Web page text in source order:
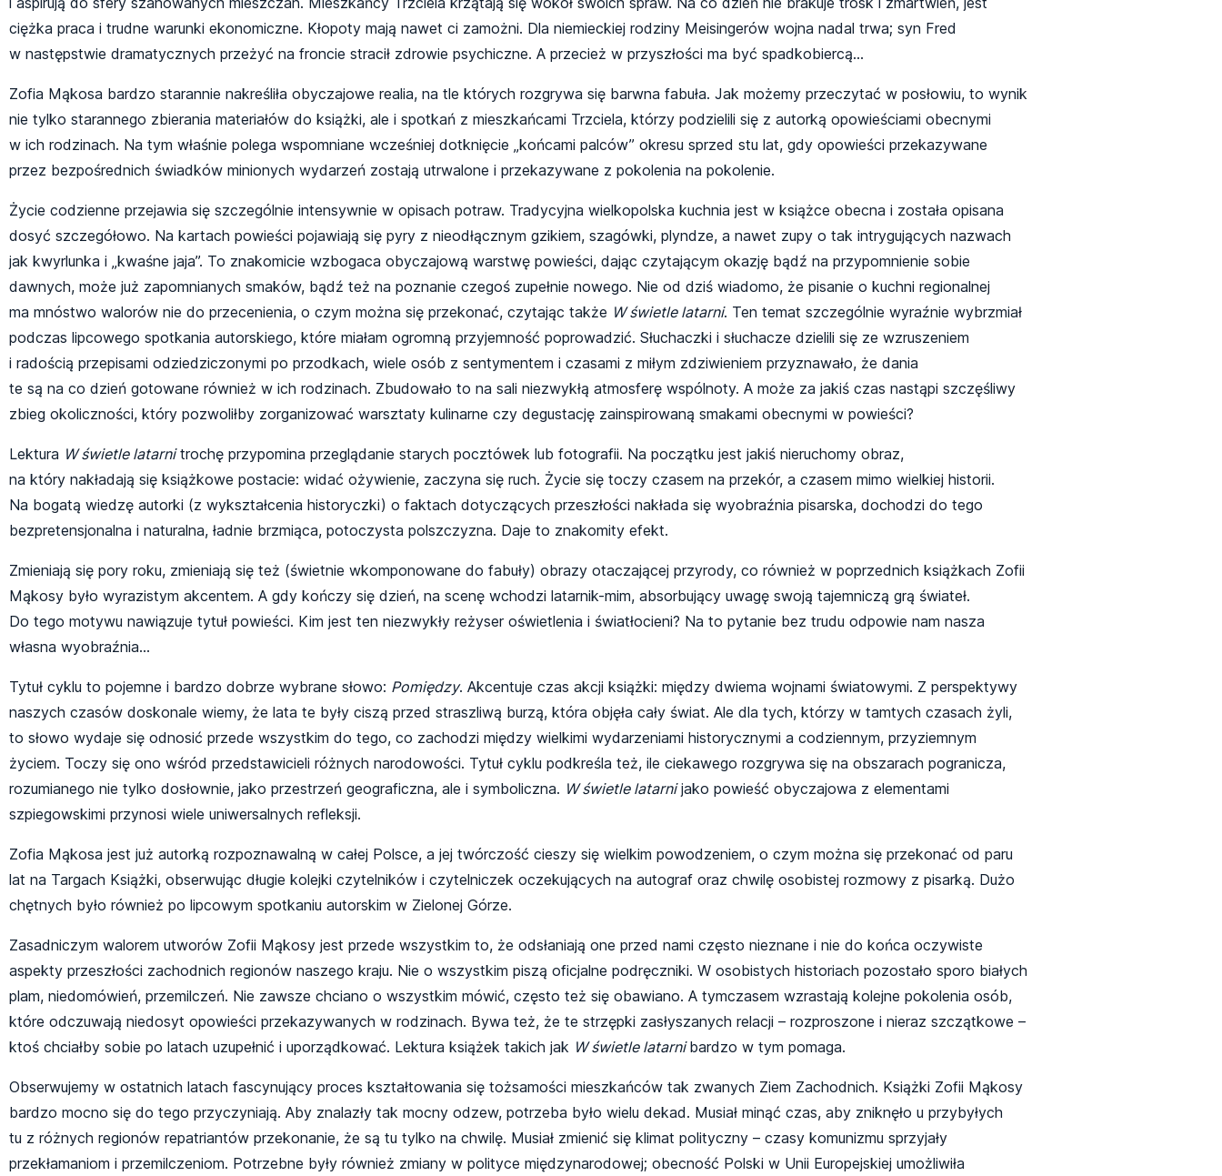
ciężka praca i trudne warunki ekonomiczne. Kłopoty mają nawet ci zamożni. Dla niemieckiej rodziny Meisingerów wojna nadal trwa; syn Fred
w następstwie dramatycznych przeżyć na froncie stracił zdrowie psychiczne. A przecież w przyszłości ma być spadkobiercą…
Zofia Mąkosa bardzo starannie nakreśliła obyczajowe realia, na tle których rozgrywa się barwna fabuła. Jak możemy przeczytać w posłowiu, to wynik
nie tylko starannego zbierania materiałów do książki, ale i spotkań z mieszkańcami Trzciela, którzy podzielili się z autorką opowieściami obecnymi
w ich rodzinach. Na tym właśnie polega wspomniane wcześniej dotknięcie „końcami palców” okresu sprzed stu lat, gdy opowieści przekazywane
przez bezpośrednich świadków minionych wydarzeń zostają utrwalone i przekazywane z pokolenia na pokolenie.
Życie codzienne przejawia się szczególnie intensywnie w opisach potraw. Tradycyjna wielkopolska kuchnia jest w książce obecna i została opisana
dosyć szczegółowo. Na kartach powieści pojawiają się pyry z nieodłącznym gzikiem, szagówki, plyndze, a nawet zupy o tak intrygujących nazwach
jak kwyrlunka i „kwaśne jaja”. To znakomicie wzbogaca obyczajową warstwę powieści, dając czytającym okazję bądź na przypomnienie sobie
dawnych, może już zapomnianych smaków, bądź też na poznanie czegoś zupełnie nowego. Nie od dziś wiadomo, że pisanie o kuchni regionalnej
ma mnóstwo walorów nie do przecenienia, o czym można się przekonać, czytając także W świetle latarni. Ten temat szczególnie wyraźnie wybrzmiał
podczas lipcowego spotkania autorskiego, które miałam ogromną przyjemność poprowadzić. Słuchaczki i słuchacze dzielili się ze wzruszeniem
i radością przepisami odziedziczonymi po przodkach, wiele osób z sentymentem i czasami z miłym zdziwieniem przyznawało, że dania
te są na co dzień gotowane również w ich rodzinach. Zbudowało to na sali niezwykłą atmosferę wspólnoty. A może za jakiś czas nastąpi szczęśliwy
zbieg okoliczności, który pozwoliłby zorganizować warsztaty kulinarne czy degustację zainspirowaną smakami obecnymi w powieści?
Lektura W świetle latarnitrochę przypomina przeglądanie starych pocztówek lub fotografii. Na początku jest jakiś nieruchomy obraz,
na który nakładają się książkowe postacie: widać ożywienie, zaczyna się ruch. Życie się toczy czasem na przekór, a czasem mimo wielkiej historii.
Na bogatą wiedzę autorki (z wykształcenia historyczki) o faktach dotyczących przeszłości nakłada się wyobraźnia pisarska, dochodzi do tego
bezpretensjonalna i naturalna, ładnie brzmiąca, potoczysta polszczyzna. Daje to znakomity efekt.
Zmieniają się pory roku, zmieniają się też (świetnie wkomponowane do fabuły) obrazy otaczającej przyrody, co również w poprzednich książkach Zofii
Mąkosy było wyrazistym akcentem. A gdy kończy się dzień, na scenę wchodzi latarnik-mim, absorbujący uwagę swoją tajemniczą grą świateł.
Do tego motywu nawiązuje tytuł powieści. Kim jest ten niezwykły reżyser oświetlenia i światłocieni? Na to pytanie bez trudu odpowie nam nasza
własna wyobraźnia…
Tytuł cyklu to pojemne i bardzo dobrze wybrane słowo: Pomiędzy. Akcentuje czas akcji książki: między dwiema wojnami światowymi. Z perspektywy
naszych czasów doskonale wiemy, że lata te były ciszą przed straszliwą burzą, która objęła cały świat. Ale dla tych, którzy w tamtych czasach żyli,
to słowo wydaje się odnosić przede wszystkim do tego, co zachodzi między wielkimi wydarzeniami historycznymi a codziennym, przyziemnym
życiem. Toczy się ono wśród przedstawicieli różnych narodowości. Tytuł cyklu podkreśla też, ile ciekawego rozgrywa się na obszarach pogranicza,
rozumianego nie tylko dosłownie, jako przestrzeń geograficzna, ale i symboliczna. W świetle latarnijako powieść obyczajowa z elementami
szpiegowskimi przynosi wiele uniwersalnych refleksji.
Zofia Mąkosa jest już autorką rozpoznawalną w całej Polsce, a jej twórczość cieszy się wielkim powodzeniem, o czym można się przekonać od paru
lat na Targach Książki, obserwując długie kolejki czytelników i czytelniczek oczekujących na autograf oraz chwilę osobistej rozmowy z pisarką. Dużo
chętnych było również po lipcowym spotkaniu autorskim w Zielonej Górze.
Zasadniczym walorem utworów Zofii Mąkosy jest przede wszystkim to, że odsłaniają one przed nami często nieznane i nie do końca oczywiste
aspekty przeszłości zachodnich regionów naszego kraju. Nie o wszystkim piszą oficjalne podręczniki. W osobistych historiach pozostało sporo białych
plam, niedomówień, przemilczeń. Nie zawsze chciano o wszystkim mówić, często też się obawiano. A tymczasem wzrastają kolejne pokolenia osób,
które odczuwają niedosyt opowieści przekazywanych w rodzinach. Bywa też, że te strzępki zasłyszanych relacji – rozproszone i nieraz szczątkowe –
ktoś chciałby sobie po latach uzupełnić i uporządkować. Lektura książek takich jak W świetle latarnibardzo w tym pomaga.
Obserwujemy w ostatnich latach fascynujący proces kształtowania się tożsamości mieszkańców tak zwanych Ziem Zachodnich. Książki Zofii Mąkosy
bardzo mocno się do tego przyczyniają. Aby znalazły tak mocny odzew, potrzeba było wielu dekad. Musiał minąć czas, aby zniknęło u przybyłych
tu z różnych regionów repatriantów przekonanie, że są tu tylko na chwilę. Musiał zmienić się klimat polityczny – czasy komunizmu sprzyjały
przekłamaniom i przemilczeniom. Potrzebne były również zmiany w polityce międzynarodowej; obecność Polski w Unii Europejskiej umożliwiła